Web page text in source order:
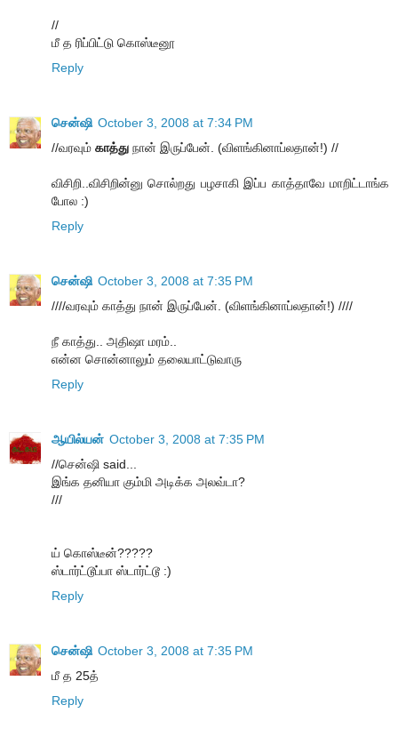
//
மீ த ரிப்பிட்டு கொஸ்டீனூ
Reply
சென்ஷி October 3, 2008 at 7:34 PM
//வரவும் காத்து நான் இருப்பேன். (விளங்கினாப்லதான்!) //
விசிறி..விசிறின்னு சொல்றது பழசாகி இப்ப காத்தாவே மாறிட்டாங்க
போல :)
Reply
சென்ஷி October 3, 2008 at 7:35 PM
////வரவும் காத்து நான் இருப்பேன். (விளங்கினாப்லதான்!) ////
நீ காத்து.. அதிஷா மரம்..
என்ன சொன்னாலும் தலையாட்டுவாரு
Reply
ஆயில்யன் October 3, 2008 at 7:35 PM
//சென்ஷி said...
இங்க தனியா கும்மி அடிக்க அலவ்டா?
///
ய் கொஸ்டீன்?????
ஸ்டார்ட்டூப்பா ஸ்டார்ட்டூ :)
Reply
சென்ஷி October 3, 2008 at 7:35 PM
மீ த 25த்
Reply